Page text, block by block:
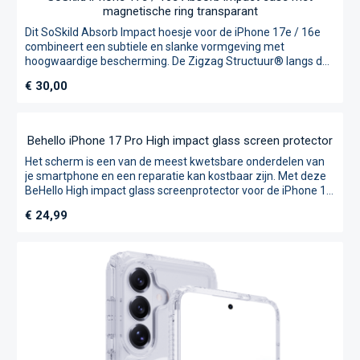
High Impact Glass Screenprotector van BeHello de ultieme
bescherming tegen krassen en beschadigingen Dun ontwerp:
slechts enkele millimeters dik zonder in te boeten aan
bescherming H9 hardheid: behoudt helderheid en
touchscreen-gevoeligheid Inclusief installatiekit: eenvoudig
zelf aan te brengen zonder luchtbellen
magnetische ring transparant
Dit SoSkild Absorb Impact hoesje voor de iPhone 17e / 16e
combineert een subtiele en slanke vormgeving met
hoogwaardige bescherming. De Zigzag Structuur® langs de
randen en de innovatieve Pyramid Protection Corners® op
kwetsbare punten bieden betrouwbare bescherming waar je
het meest nodig hebt. De Pyramid Protection Corners® zijn